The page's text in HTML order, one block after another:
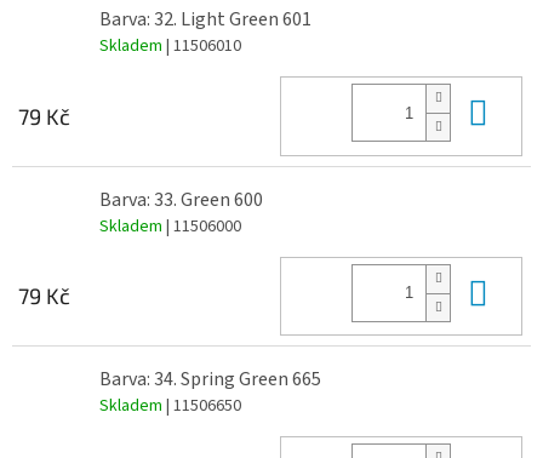
Barva: 32. Light Green 601
Skladem | 11506010
79 Kč
Barva: 33. Green 600
Skladem | 11506000
79 Kč
Barva: 34. Spring Green 665
Skladem | 11506650